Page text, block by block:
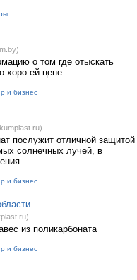
о том где отыскать
хоро ей цене.
и бизнес
послужит отличной защитой
солнечных лучей, в
и бизнес
из поликарбоната
и бизнес